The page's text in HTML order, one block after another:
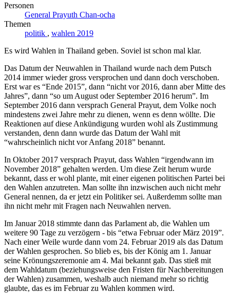
Personen
General Prayuth Chan-ocha
Themen
politik , wahlen 2019
Es wird Wahlen in Thailand geben. Soviel ist schon mal klar.
Das Datum der Neuwahlen in Thailand wurde nach dem Putsch
2014 immer wieder gross versprochen und dann doch verschoben.
Erst war es “Ende 2015”, dann “nicht vor 2016, dann aber Mitte des
Jahres”, dann “so um August oder September 2016 herum”. Im
September 2016 dann versprach General Prayut, dem Volke noch
mindestens zwei Jahre mehr zu dienen, wenn es denn wöllte. Die
Reaktionen auf diese Ankündigung wurden wohl als Zustimmung
verstanden, denn dann wurde das Datum der Wahl mit
“wahrscheinlich nicht vor Anfang 2018” benannt.
In Oktober 2017 versprach Prayut, dass Wahlen “irgendwann im
November 2018” gehalten werden. Um diese Zeit herum wurde
bekannt, dass er wohl plante, mit einer eigenen politischen Partei bei
den Wahlen anzutreten. Man sollte ihn inzwischen auch nicht mehr
General nennen, da er jetzt ein Politiker sei. Außerdemm sollte man
ihn nicht mehr mit Fragen nach Neuwahlen nerven.
Im Januar 2018 stimmte dann das Parlament ab, die Wahlen um
weitere 90 Tage zu verzögern - bis “etwa Februar oder März 2019”.
Nach einer Weile wurde dann vom 24. Februar 2019 als das Datum
der Wahlen gesprochen. So blieb es, bis der König am 1. Januar
seine Krönungszeremonie am 4. Mai bekannt gab. Das stieß mit
dem Wahldatum (beziehungsweise den Fristen für Nachbereitungen
der Wahlen) zusammen, weshalb auch niemand mehr so richtig
glaubte, das es im Februar zu Wahlen kommen wird.